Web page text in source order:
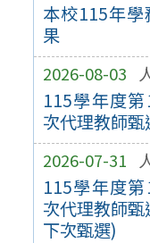
本校115年
果
2026-08-03
115學年度
次代理教師
2026-07-31
115學年度
次代理教師
下次甄選)